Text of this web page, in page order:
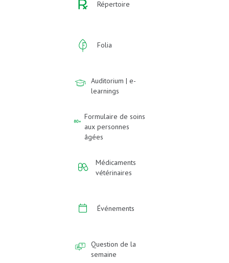
Répertoire
Folia
Auditorium | e-
learnings
Formulaire de soins
aux personnes
âgées
Médicaments
vétérinaires
Événements
Question de la
semaine